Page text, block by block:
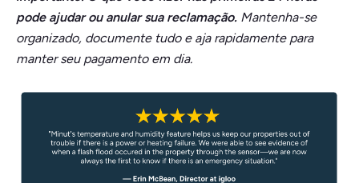
pode ajudar ou anular sua reclamação. Mantenha-se
organizado, documente tudo e aja rapidamente para
manter seu pagamento em dia.